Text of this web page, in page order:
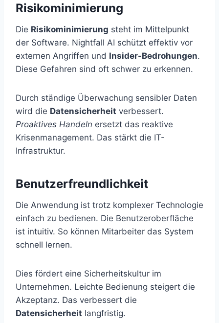
Risikominimierung
Die Risikominimierung steht im Mittelpunkt
der Software. Nightfall AI schützt effektiv vor
externen Angriffen und Insider-Bedrohungen.
Diese Gefahren sind oft schwer zu erkennen.
Durch ständige Überwachung sensibler Daten
wird die Datensicherheit verbessert.
Proaktives Handeln ersetzt das reaktive
Krisenmanagement. Das stärkt die IT-
Infrastruktur.
Benutzerfreundlichkeit
Die Anwendung ist trotz komplexer Technologie
einfach zu bedienen. Die Benutzeroberfläche
ist intuitiv. So können Mitarbeiter das System
schnell lernen.
Dies fördert eine Sicherheitskultur im
Unternehmen. Leichte Bedienung steigert die
Akzeptanz. Das verbessert die
Datensicherheit langfristig.